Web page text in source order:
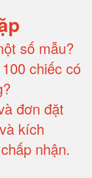
số mẫu?
chiếc có
đơn đặt
kích
nhận.